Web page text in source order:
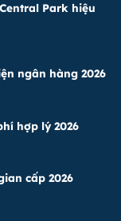
Park hiệu
ngân hàng 2026
hợp lý 2026
cấp 2026